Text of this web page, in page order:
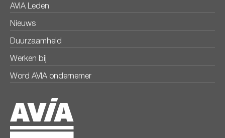
AVIA Leden
Nieuws
Duurzaamheid
Werken bij
Word AVIA ondernemer